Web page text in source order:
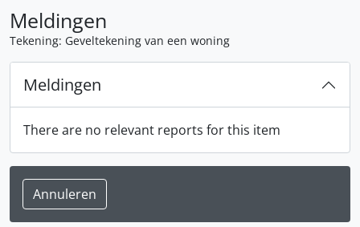
Meldingen
Tekening: Geveltekening van een woning
Meldingen
There are no relevant reports for this item
Annuleren